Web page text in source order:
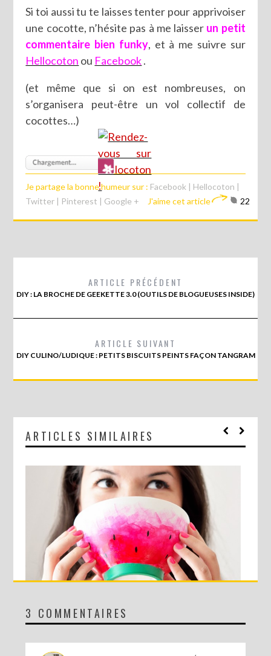
Si toi aussi tu te laisses tenter pour apprivoiser
une cocotte, n’hésite pas à me laisser un petit
commentaire bien funky, et à me suivre sur
Hellocoton ou Facebook.
(et même que si on est nombreuses, on
s’organisera peut-être un vol collectif de
cocottes…)
Je partage la bonne humeur sur : Facebook | Hellocoton |
Twitter | Pinterest | Google + J'aime cet article 22
ARTICLE PRÉCÉDENT
DIY : LA BROCHE DE GEEKETTE 3.0 (OUTILS DE BLOGUEUSES INSIDE)
ARTICLE SUIVANT
DIY CULINO/LUDIQUE : PETITS BISCUITS PEINTS FAÇON TANGRAM
ARTICLES SIMILAIRES
DIY : LE BOL PASTÈQUE !
3 COMMENTAIRES